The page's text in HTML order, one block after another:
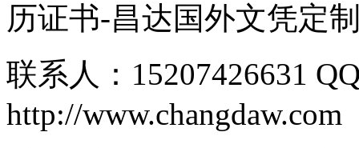
历证书-昌达国外文凭定
联系人：15207426631
http://www.changdaw.com